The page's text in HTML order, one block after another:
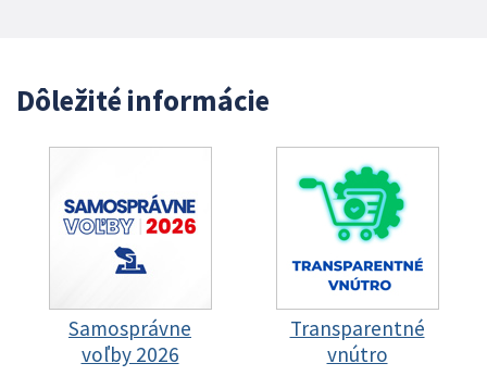
Dôležité informácie
Samosprávne
voľby 2026
Transparentné
vnútro